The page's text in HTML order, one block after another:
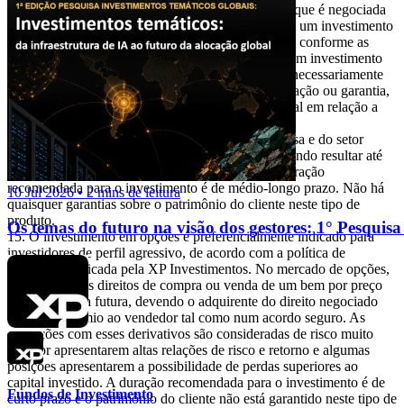
10 Jul 2026 • 2 mins de leitura
Os temas do futuro na visão dos gestores: 1°
Fundos de Investimento
Ação é uma fração do capital de uma empresa que é negociada
no mercado. É um título de renda variável, ou seja, um investimento
no qual a rentabilidade não é preestabelecida, varia conforme as
cotações de mercado. O investimento em ações é um investimento
de alto risco e os desempenhos anteriores não são necessariamente
indicativos de resultados futuros e nenhuma declaração ou garantia,
de forma expressa ou implícita, é feita neste material em relação a
desempenhos. As condições de mercado, o cenário
macroeconômico, os eventos específicos da empresa e do setor
podem afetar o desempenho do investimento, podendo resultar até
mesmo em significativas perdas patrimoniais. A duração
recomendada para o investimento é de médio-longo prazo. Não há
quaisquer garantias sobre o patrimônio do cliente neste tipo de
produto.
O investimento em opções é preferencialmente indicado para
investidores de perfil agressivo, de acordo com a política de
suitability praticada pela XP Investimentos. No mercado de opções,
são negociados direitos de compra ou venda de um bem por preço
fixado em data futura, devendo o adquirente do direito negociado
pagar um prêmio ao vendedor tal como num acordo seguro. As
operações com esses derivativos são consideradas de risco muito
alto por apresentarem altas relações de risco e retorno e algumas
posições apresentarem a possibilidade de perdas superiores ao
capital investido. A duração recomendada para o investimento é de
curto prazo e o patrimônio do cliente não está garantido neste tipo de